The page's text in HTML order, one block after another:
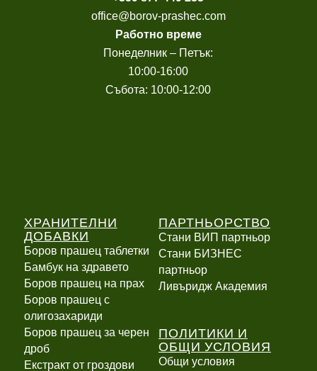
office@borov-prashec.com
Работно време
Понеделник – Петък:
10:00-16:00
Събота: 10:00-12:00
ХРАНИТЕЛНИ
ДОБАВКИ
Боров прашец таблетки
Бамбук на здравето
Боров прашец на прах
Боров прашец с
олигозахариди
Боров прашец за черен
дроб
Екстракт от гроздови
ПАРТНЬОРСТВО
Стани ВИП партньор
Стани БИЗНЕС
партньор
Ливъридж Академия
ПОЛИТИКИ И
ОБЩИ УСЛОВИЯ
Общи условия